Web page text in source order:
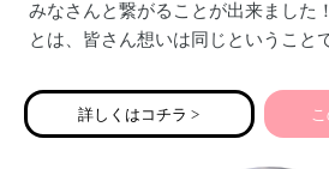
みなさんと繋がることが出来ました
とは、皆さん想いは同じということ
問題です。農業は誰もが関わってい
切さやすばらしさを農楽部を通して
詳しくはコチラ >